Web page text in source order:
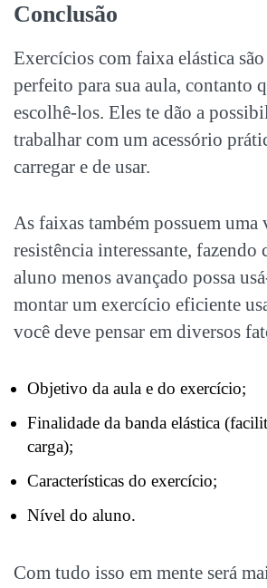
Conclusão
Exercícios com faixa elástica
perfeito para sua aula, contanto
escolhê-los. Eles te dão a
trabalhar com um acessório
carregar e de usar.
As faixas também possuem uma
resistência interessante, fazendo
aluno menos avançado possa
montar um exercício eficiente
você deve pensar em diversos
Objetivo da aula e do exercício;
Finalidade da banda elástica
carga);
Características do exercício;
Nível do aluno.
Com tudo isso em mente será